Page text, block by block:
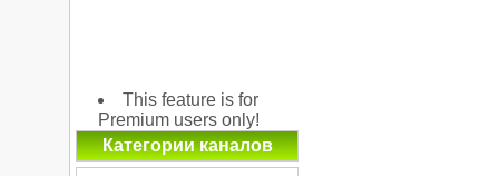
This feature is for
Premium users only!
Категории каналов